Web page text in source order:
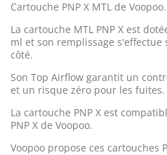
Cartouche PNP X MTL de Voopoo.
La cartouche MTL PNP X est
ml et son remplissage
côté.
Son Top Airflow garantit un
et un risque zéro pour les fuites.
La cartouche PNP X est
PNP X de Voopoo.
Voopoo propose ces cartouches